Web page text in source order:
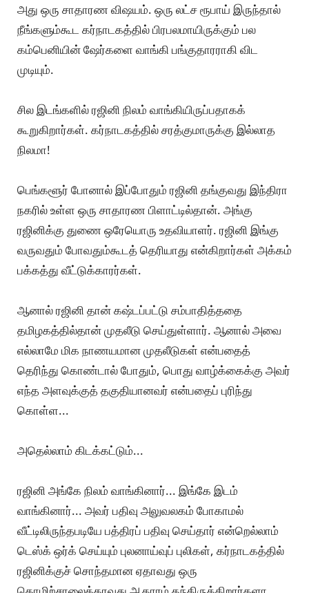
அது ஒரு சாதாரண விஷயம். ஒரு லட்ச ரூபாய் இருந்தால்
நீங்களும்கூட கர்நாடகத்தில் பிரபலமாயிருக்கும் பல
கம்பெனியின் ஷேர்களை வாங்கி பங்குதாரராகி விட
முடியும்.
சில இடங்களில் ரஜினி நிலம் வாங்கியிருப்பதாகக்
கூறுகிறார்கள். கர்நாடகத்தில் சரத்குமாருக்கு இல்லாத
நிலமா!
பெங்களூர் போனால் இப்போதும் ரஜினி தங்குவது இந்திரா
நகரில் உள்ள ஒரு சாதாரண பிளாட்டில்தான். அங்கு
ரஜினிக்கு துணை ஒரேயொரு உதவியாளர். ரஜினி இங்கு
வருவதும் போவதும்கூடத் தெரியாது என்கிறார்கள் அக்கம்
பக்கத்து வீட்டுக்காரர்கள்.
ஆனால் ரஜினி தான் கஷ்டப்பட்டு சம்பாதித்ததை
தமிழகத்தில்தான் முதலீடு செய்துள்ளார். ஆனால் அவை
எல்லாமே மிக நாணயமான முதலீடுகள் என்பதைத்
தெரிந்து கொண்டால் போதும், பொது வாழ்க்கைக்கு அவர்
எந்த அளவுக்குத் தகுதியானவர் என்பதைப் புரிந்து
கொள்ள...
அதெல்லாம் கிடக்கட்டும்...
ரஜினி அங்கே நிலம் வாங்கினார்... இங்கே இடம்
வாங்கினார்... அவர் பதிவு அலுவலகம் போகாமல்
வீட்டிலிருந்தபடியே பத்திரப் பதிவு செய்தார் என்றெல்லாம்
டெஸ்க் ஒர்க் செய்யும் புலனாய்வுப் புலிகள், கர்நாடகத்தில்
ரஜினிக்குச் சொந்தமான ஏதாவது ஒரு